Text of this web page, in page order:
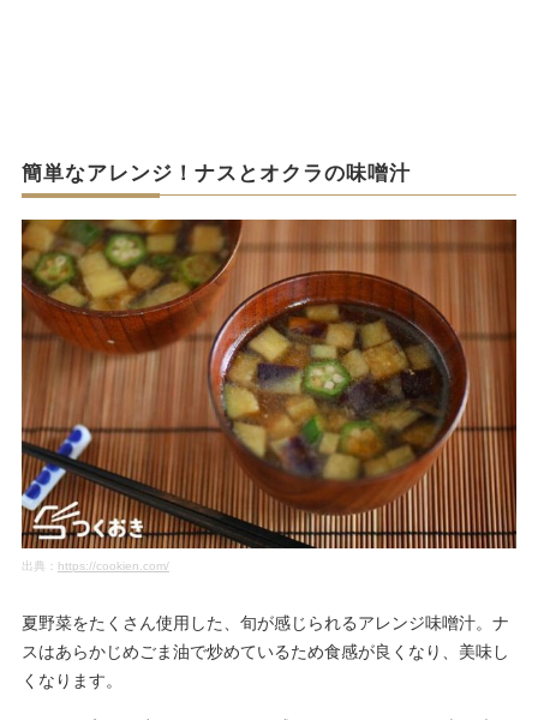
簡単なアレンジ！ナスとオクラの味噌汁
出典： https://cookien.com/
夏野菜をたくさん使用した、旬が感じられるアレンジ味噌汁。ナ
スはあらかじめごま油で炒めているため食感が良くなり、美味し
くなります。